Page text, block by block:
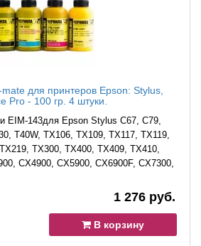
для принтеров Epson: Stylus,
Pro - 100 гр. 4 штуки.
EIM-143для Epson Stylus C67, C79,
T40W, TX106, TX109, TX117, TX119,
TX300, TX400, TX409, TX410,
CX4900, CX5900, CX6900F, CX7300,
1 276 руб.
В корзину